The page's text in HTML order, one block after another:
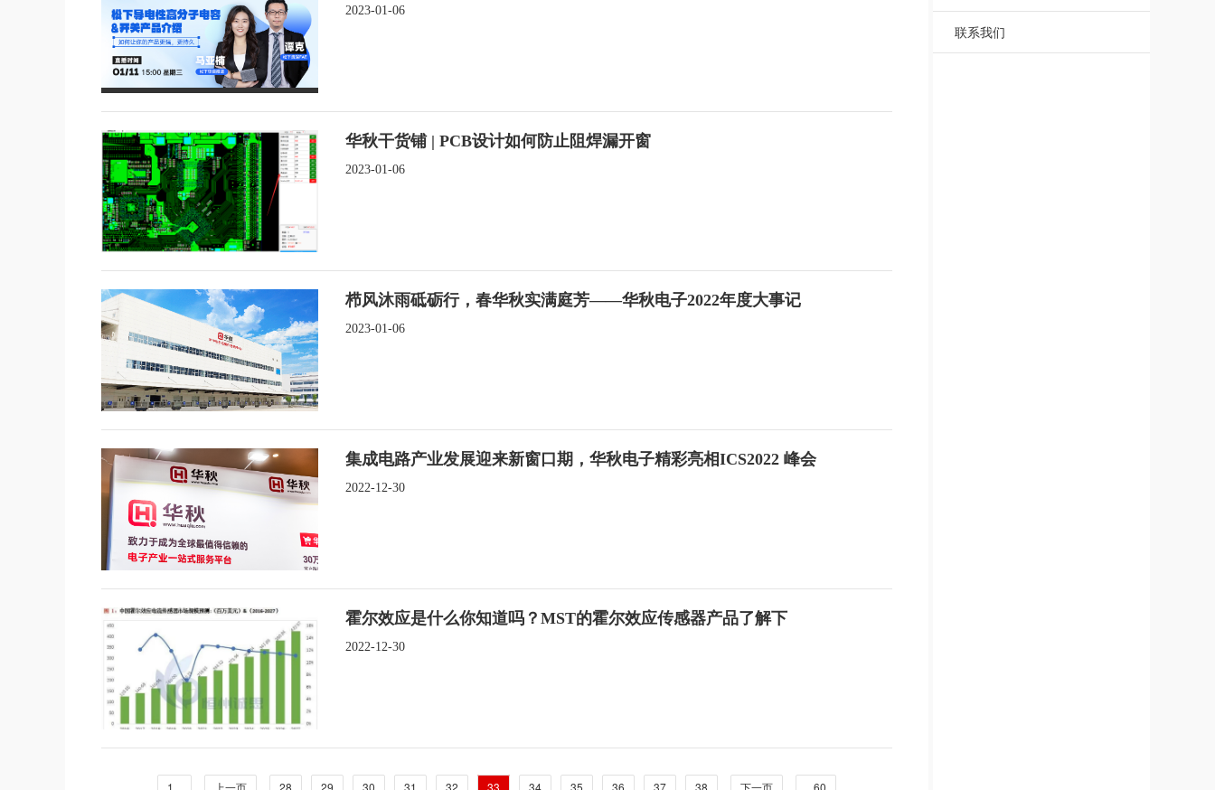
2023-01-06
华秋干货铺 | PCB设计如何防止阻焊漏开窗
2023-01-06
栉风沐雨砥砺行，春华秋实满庭芳——华秋电子2022年度大事记
2023-01-06
集成电路产业发展迎来新窗口期，华秋电子精彩亮相ICS2022 峰会
2022-12-30
霍尔效应是什么你知道吗？MST的霍尔效应传感器产品了解下
2022-12-30
1... 上一页 28 29 30 31 32 33 34 35 36 37 38 下一页 ...60
联系我们